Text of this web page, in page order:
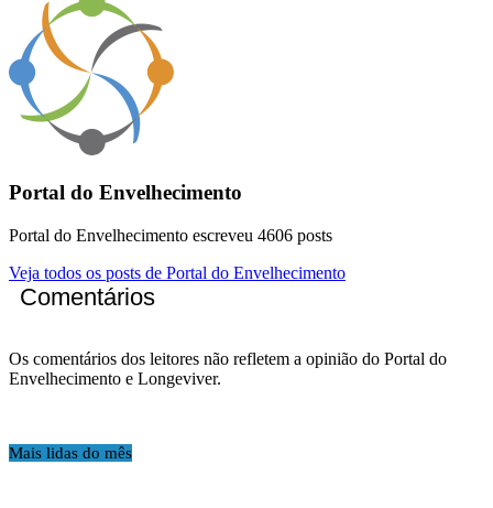
Portal do Envelhecimento
Portal do Envelhecimento escreveu 4606 posts
Veja todos os posts de Portal do Envelhecimento
Comentários
Os comentários dos leitores não refletem a opinião do Portal do
Envelhecimento e Longeviver.
Mais lidas do mês